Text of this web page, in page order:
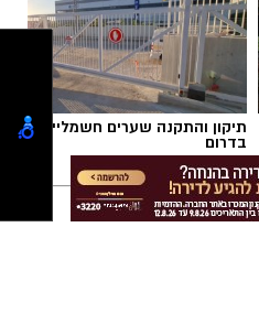
תיקון והתקנה שערים חשמליים
בדרום